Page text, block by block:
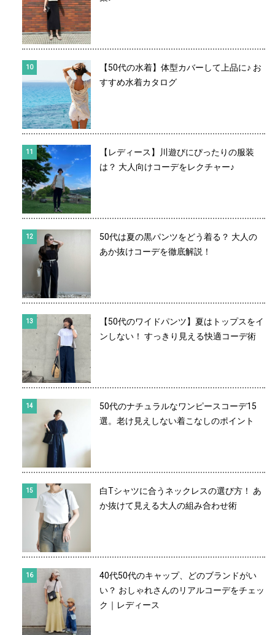
【50代の水着】体型カバーして上品に♪ お
すすめ水着カタログ
【レディース】川遊びにぴったりの服装
は？ 大人向けコーデをレクチャー♪
50代は夏の黒パンツをどう着る？ 大人の
あか抜けコーデを徹底解説！
【50代のワイドパンツ】夏はトップスをイ
ンしない！ すっきり見える快適コーデ術
50代のナチュラルなワンピースコーデ15
選。老け見えしない着こなしのポイント
白Tシャツに合うネックレスの選び方！ あ
か抜けて見える大人の組み合わせ術
40代50代のキャップ、どのブランドがい
い？ おしゃれさんのリアルコーデをチェッ
ク｜レディース